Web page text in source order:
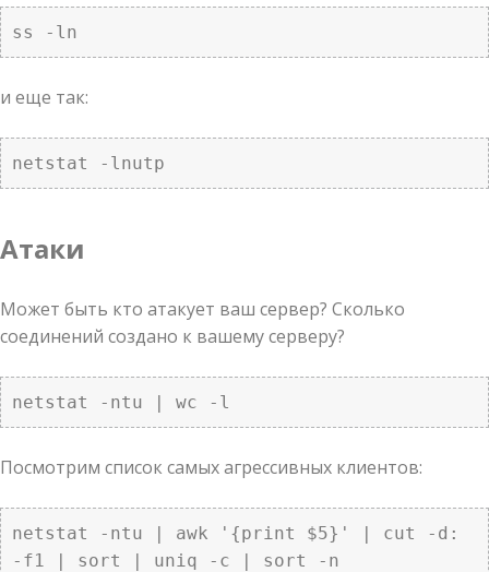
ss -ln
и еще так:
netstat -lnutp
Атаки
Может быть кто атакует ваш сервер? Сколько
соединений создано к вашему серверу?
netstat -ntu | wc -l
Посмотрим список самых агрессивных клиентов:
netstat -ntu | awk '{print $5}' | cut -d:
-f1 | sort | uniq -c | sort -n